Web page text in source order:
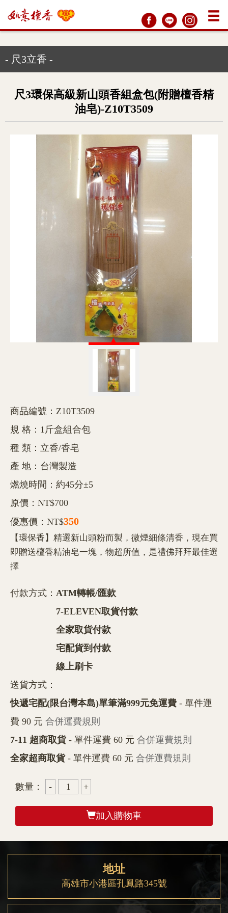
- 尺3立香 -
尺3環保高級新山頭香組盒包(附贈檀香精
油皂)-Z10T3509
商品編號：Z10T3509
規 格：1斤盒組合包
種 類：立香/香皂
產 地：台灣製造
燃燒時間：約45分±5
原價：NT$700
優惠價：NT$350
【環保香】精選新山頭粉而製，微煙細條清香，現在買
即贈送檀香精油皂一塊，物超所值，是禮佛拜拜最佳選
擇
付款方式： ATM轉帳/匯款
7-ELEVEN取貨付款
全家取貨付款
宅配貨到付款
線上刷卡
送貨方式：
快遞宅配(限台灣本島)單筆滿999元免運費 - 單件運
費 90 元 合併運費規則
7-11 超商取貨- 單件運費 60 元 合併運費規則
全家超商取貨- 單件運費 60 元 合併運費規則
數量：
加入購物車
地址
高雄市小港區孔鳳路345號